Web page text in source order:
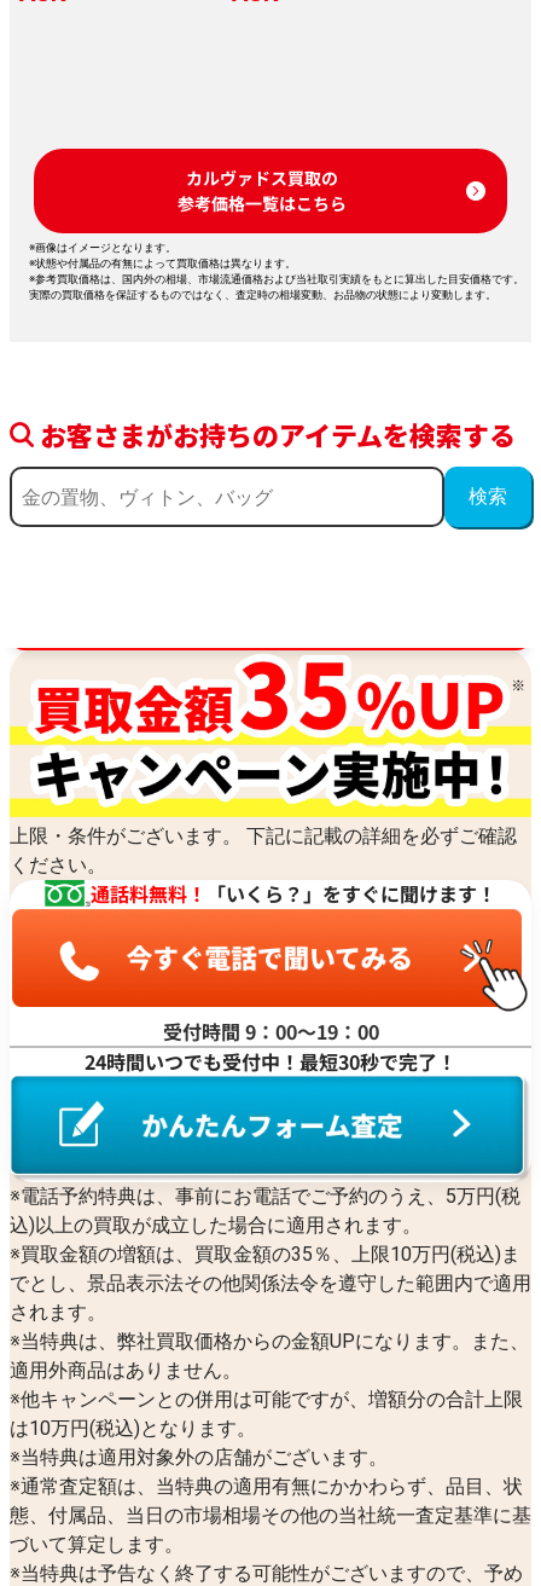
カルヴァドス買取の
参考価格一覧はこちら
※画像はイメージとなります。
※状態や付属品の有無によって買取価格は異なります。
※参考買取価格は、国内外の相場、市場流通価格および当社取引実績をもとに算出した目安価格です。
実際の買取価格を保証するものではなく、査定時の相場変動、お品物の状態により変動します。
お客さまがお持ちのアイテムを検索する
上限・条件がございます。 下記に記載の詳細を必ずご確認
ください。
通話料無料！ 「いくら？」をすぐに聞けます！
受付時間 9：00〜19：00
24時間いつでも受付中！最短30秒で完了！
※電話予約特典は、事前にお電話でご予約のうえ、5万円(税
込)以上の買取が成立した場合に適用されます。
※買取金額の増額は、買取金額の35％、上限10万円(税込)ま
でとし、景品表示法その他関係法令を遵守した範囲内で適用
されます。
※当特典は、弊社買取価格からの金額UPになります。また、
適用外商品はありません。
※他キャンペーンとの併用は可能ですが、増額分の合計上限
は10万円(税込)となります。
※当特典は適用対象外の店舗がございます。
※通常査定額は、当特典の適用有無にかかわらず、品目、状
態、付属品、当日の市場相場その他の当社統一査定基準に基
づいて算定します。
※当特典は予告なく終了する可能性がございますので、予め